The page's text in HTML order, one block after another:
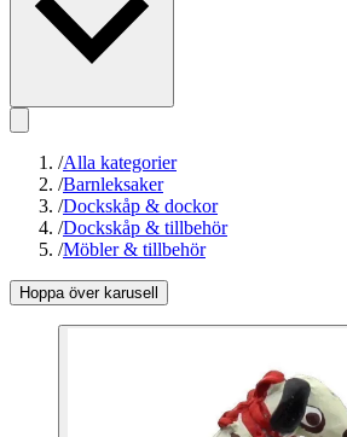
/Alla kategorier
/Barnleksaker
/Dockskåp & dockor
/Dockskåp & tillbehör
/Möbler & tillbehör
Hoppa över karusell